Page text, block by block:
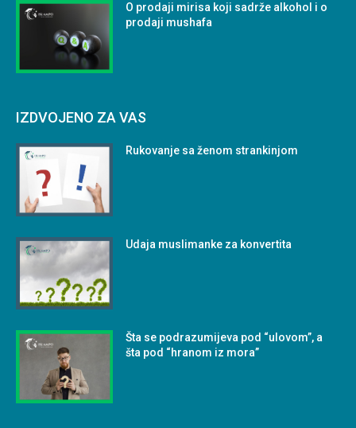
O prodaji mirisa koji sadrže alkohol i o
prodaji mushafa
IZDVOJENO ZA VAS
Rukovanje sa ženom strankinjom
Udaja muslimanke za konvertita
Šta se podrazumijeva pod “ulovom”, a
šta pod “hranom iz mora”